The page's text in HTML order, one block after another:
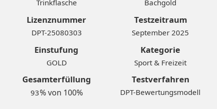
Trinkflasche Bachgold
Lizenznummer
DPT-25080303
Testzeitraum
September 2025
Einstufung
GOLD
Kategorie
Sport & Freizeit
Gesamterfüllung
93% von 100%
Testverfahren
DPT-Bewertungsmodell